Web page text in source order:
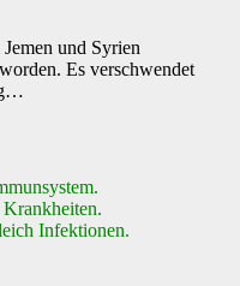
und Syrien
Es verschwendet
Infektionen.